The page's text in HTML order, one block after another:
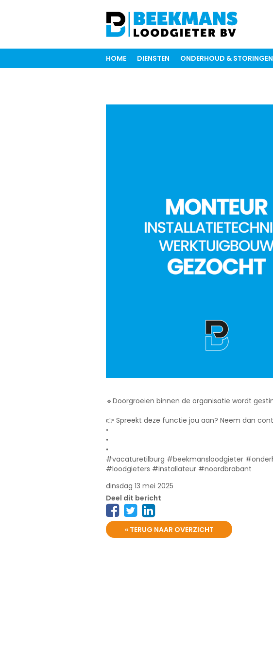
HOME DIENSTEN ONDERHOUD & STORINGEN
🔹Doorgroeien binnen de organisatie wordt
👉 Spreekt deze functie jou aan? Neem dan
•
•
•
#vacaturetilburg #beekmansloodgieter
#loodgieters #installateur #noordbrabant
dinsdag 13 mei 2025
Deel dit bericht
« TERUG NAAR OVERZICHT